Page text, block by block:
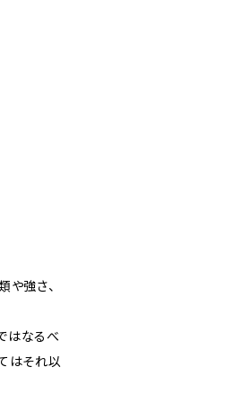
や強さ、
はなるべ
はそれ以